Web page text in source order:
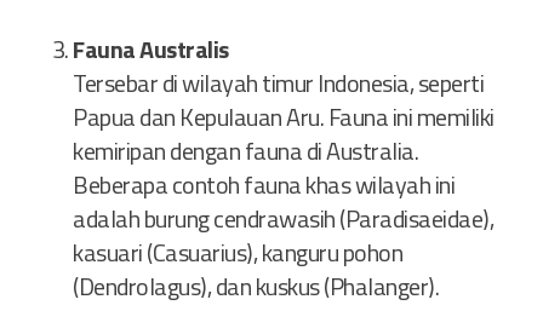
Fauna Australis
Tersebar di wilayah timur Indonesia, seperti
Papua dan Kepulauan Aru. Fauna ini memiliki
kemiripan dengan fauna di Australia.
Beberapa contoh fauna khas wilayah ini
adalah burung cendrawasih (Paradisaeidae),
kasuari (Casuarius), kanguru pohon
(Dendrolagus), dan kuskus (Phalanger).